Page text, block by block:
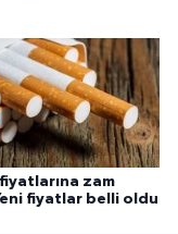
zam
fiyatlar belli oldu